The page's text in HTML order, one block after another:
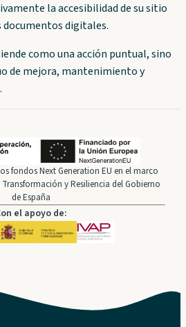
la accesibilidad de su sitio
documentos digitales.
como una acción puntual, sino
de mejora, mantenimiento y
fondos Next Generation EU en el marco
y Resiliencia del Gobierno
de España
el apoyo de: